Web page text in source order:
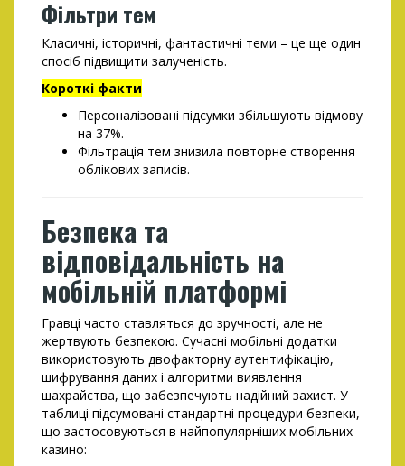
Фільтри тем
Класичні, історичні, фантастичні теми – це ще один
спосіб підвищити залученість.
Короткі факти
Персоналізовані підсумки збільшують відмову
на 37%.
Фільтрація тем знизила повторне створення
облікових записів.
Безпека та
відповідальність на
мобільній платформі
Гравці часто ставляться до зручності, але не
жертвують безпекою. Сучасні мобільні додатки
використовують двофакторну аутентифікацію,
шифрування даних і алгоритми виявлення
шахрайства, що забезпечують надійний захист. У
таблиці підсумовані стандартні процедури безпеки,
що застосовуються в найпопулярніших мобільних
казино: